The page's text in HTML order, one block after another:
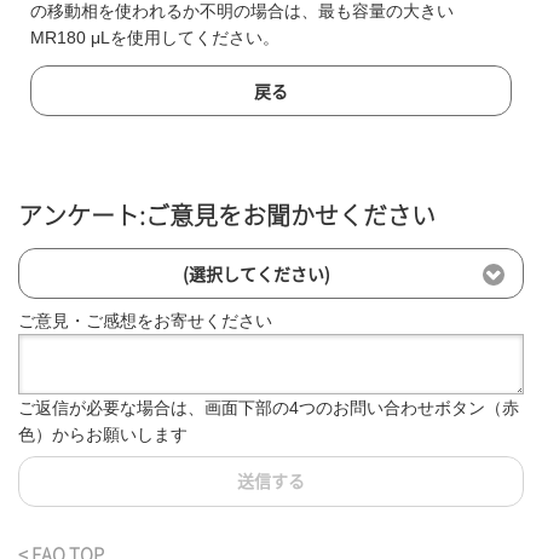
の移動相を使われるか不明の場合は、最も容量の大きい
MR180 μLを使用してください。
戻る
アンケート:ご意見をお聞かせください
(選択してください)
ご意見・ご感想をお寄せください
ご返信が必要な場合は、画面下部の4つのお問い合わせボタン（赤
色）からお願いします
送信する
< FAQ TOP